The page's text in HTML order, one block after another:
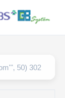
302 setTimeout("javascript:location.href='https://www.google.com'", 50);